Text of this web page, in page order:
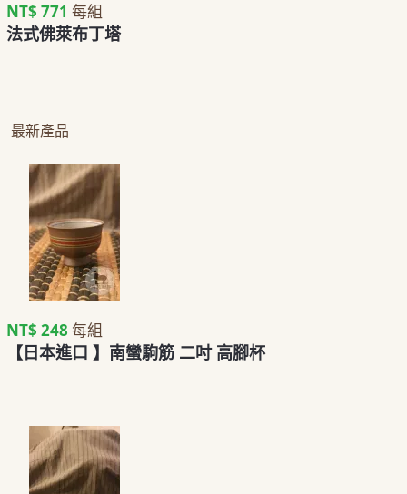
NT$ 771 每組
法式佛萊布丁塔
最新產品
NT$ 248 每組
【日本進口 】南蠻駒筋 二吋 高腳杯